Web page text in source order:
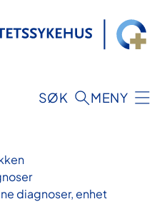
SØK MENY
diagnoser, enhet